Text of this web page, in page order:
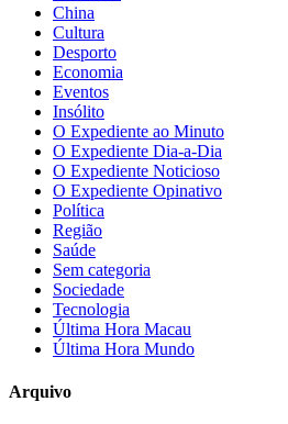
China
Cultura
Desporto
Economia
Eventos
Insólito
O Expediente ao Minuto
O Expediente Dia-a-Dia
O Expediente Noticioso
O Expediente Opinativo
Política
Região
Saúde
Sem categoria
Sociedade
Tecnologia
Última Hora Macau
Última Hora Mundo
Arquivo